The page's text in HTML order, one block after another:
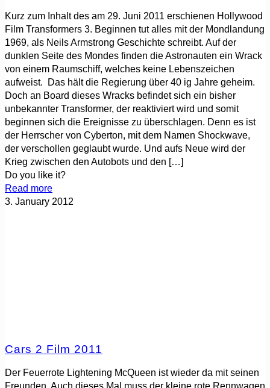
Kurz zum Inhalt des am 29. Juni 2011 erschienen Hollywood
Film Transformers 3. Beginnen tut alles mit der Mondlandung
1969, als Neils Armstrong Geschichte schreibt. Auf der
dunklen Seite des Mondes finden die Astronauten ein Wrack
von einem Raumschiff, welches keine Lebenszeichen
aufweist. Das hält die Regierung über 40 ig Jahre geheim.
Doch an Board dieses Wracks befindet sich ein bisher
unbekannter Transformer, der reaktiviert wird und somit
beginnen sich die Ereignisse zu überschlagen. Denn es ist
der Herrscher von Cyberton, mit dem Namen Shockwave,
der verschollen geglaubt wurde. Und aufs Neue wird der
Krieg zwischen den Autobots und den […]
Do you like it?
Read more
3. January 2012
Cars 2 Film 2011
Der Feuerrote Lightening McQueen ist wieder da mit seinen